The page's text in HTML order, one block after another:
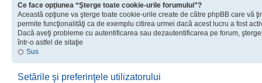
Ce face opţiunea “Şterge toate cookie-urile forumului”?
Această opţiune va şterge toate cookie-urile create de către phpBB care vă
permite funcţionalităţi ca de exemplu citirea urmei dacă acest lucru a fost
Dacă aveţi probleme cu autentificarea sau dezautentificarea pe forum,
într-o astfel de sitaţie
Sus
Setările şi preferinţele utilizatorului